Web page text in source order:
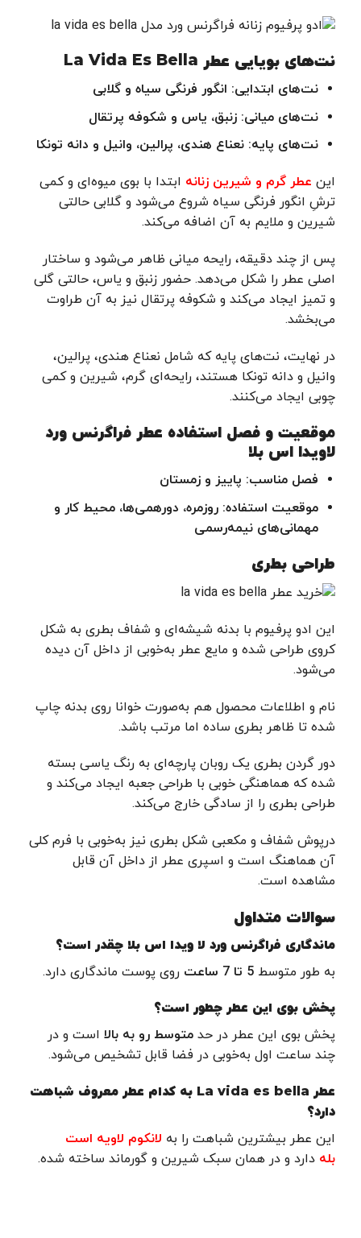
نت‌های بویایی عطر
نت‌های ابتدایی: انگور فرنگی سیاه و گلابی
نت‌های میانی: زنبق، یاس و شکوفه پرتقال
نت‌های پایه: نعناع هندی، پرالین، وانیل و دانه تونکا
این عطر گرم و شیرین زنانه ابتدا با بوی میوه‌ای و کمی
ترشِ انگور فرنگی سیاه شروع می‌شود و گلابی حالتی
شیرین و ملایم به آن اضافه می‌کند.
پس از چند دقیقه، رایحه میانی ظاهر می‌شود و ساختار
اصلی عطر را شکل می‌دهد. حضور زنبق و یاس، حالتی گلی
و تمیز ایجاد می‌کند و شکوفه پرتقال نیز به آن طراوت
می‌بخشد.
در نهایت، نت‌های پایه که شامل نعناع هندی، پرالین،
وانیل و دانه تونکا هستند، رایحه‌ای گرم، شیرین و کمی
چوبی ایجاد می‌کنند.
موقعیت و فصل استفاده عطر فراگرنس ورد
لاویدا اس بلا
فصل مناسب: پاییز و زمستان
موقعیت استفاده: روزمره، دورهمی‌ها، محیط کار و
مهمانی‌های نیمه‌رسمی
طراحی بطری
این ادو پرفیوم با بدنه شیشه‌ای و شفاف بطری به شکل
کروی طراحی شده و مایع عطر به‌خوبی از داخل آن دیده
می‌شود.
نام و اطلاعات محصول هم به‌صورت خوانا روی بدنه چاپ
شده تا ظاهر بطری ساده اما مرتب باشد.
دور گردن بطری یک روبان پارچه‌ای به رنگ یاسی بسته
شده که هماهنگی خوبی با طراحی جعبه ایجاد می‌کند و
طراحی بطری را از سادگی خارج می‌کند.
درپوش شفاف و مکعبی شکل بطری نیز به‌خوبی با فرم کلی
آن هماهنگ است و اسپری عطر از داخل آن قابل
مشاهده است.
سوالات متداول
ماندگاری فراگرنس ورد لا ویدا اس بلا چقدر است؟
به طور متوسط 5 تا 7 ساعت روی پوست ماندگاری دارد.
پخش بوی این عطر چطور است؟
پخش بوی این عطر در حد متوسط رو به بالا است و در
چند ساعت اول به‌خوبی در فضا قابل تشخیص می‌شود.
عطر La vida es bella به کدام عطر معروف شباهت
دارد؟
این عطر بیشترین شباهت را به لانکوم لاویه است
بله دارد و در همان سبک شیرین و گورماند ساخته شده.